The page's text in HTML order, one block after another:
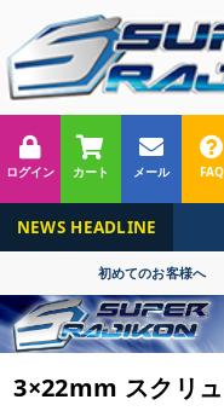
ログイン カート メール FAQ
NEWS HEADLINE
初めてのお客様へ
3×22mm スクリ